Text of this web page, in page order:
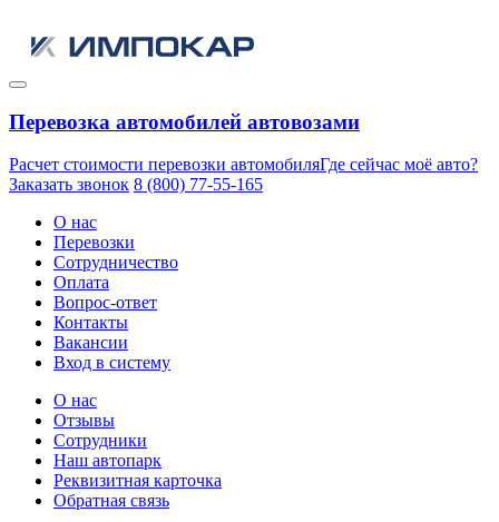
Перевозка автомобилей автовозами
Расчет стоимости перевозки автомобиляГде сейчас моё авто?
Заказать звонок 8 (800) 77-55-165
О нас
Перевозки
Сотрудничество
Оплата
Вопрос-ответ
Контакты
Вакансии
Вход в систему
О нас
Отзывы
Сотрудники
Наш автопарк
Реквизитная карточка
Обратная связь